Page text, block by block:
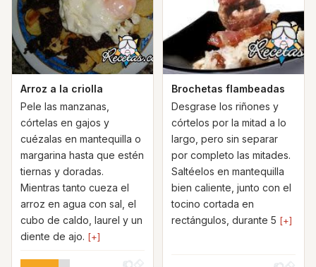
Arroz a la criolla
Pele las manzanas,
córtelas en gajos y
cuézalas en mantequilla o
margarina hasta que estén
tiernas y doradas.
Mientras tanto cueza el
arroz en agua con sal, el
cubo de caldo, laurel y un
diente de ajo. [+]
Brochetas flambeadas
Desgrase los riñones y
córtelos por la mitad a lo
largo, pero sin separar
por completo las mitades.
Saltéelos en mantequilla
bien caliente, junto con el
tocino cortada en
rectángulos, durante 5 [+]